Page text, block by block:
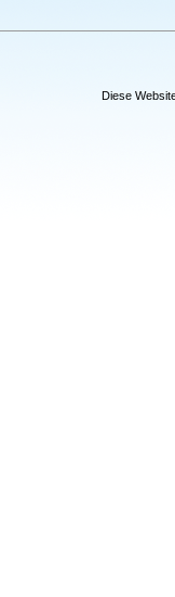
Diese